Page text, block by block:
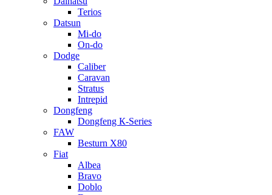
Terios
Datsun
Mi-do
On-do
Dodge
Caliber
Caravan
Stratus
Intrepid
Dongfeng
Dongfeng К-Series
FAW
Besturn Х80
Fiat
Albea
Bravo
Doblo